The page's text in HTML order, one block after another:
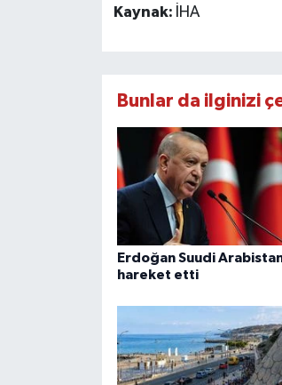
Kaynak: İHA
Bunlar da ilginizi
Erdoğan Suudi
hareket etti